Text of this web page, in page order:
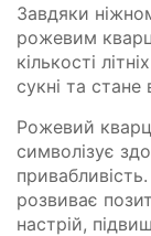
Завдяки
рожевим
кількості
сукні та
Рожевий кварц
символізує
розвиває
настрій,